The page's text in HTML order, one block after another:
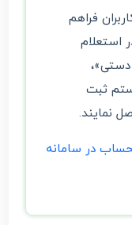
فراهم
استعلام
دستی»،
ثبت
نمایند.
در سامانه